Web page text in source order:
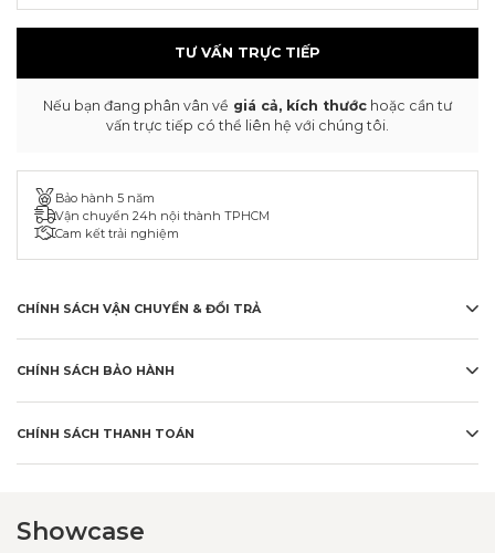
TƯ VẤN TRỰC TIẾP
Nếu bạn đang phân vân về giá cả, kích thước hoặc cần tư
vấn trực tiếp có thể liên hệ với chúng tôi.
Bảo hành 5 năm
Vận chuyển 24h nội thành TPHCM
Cam kết trải nghiệm
CHÍNH SÁCH VẬN CHUYỂN & ĐỔI TRẢ
CHÍNH SÁCH BẢO HÀNH
CHÍNH SÁCH THANH TOÁN
Showcase